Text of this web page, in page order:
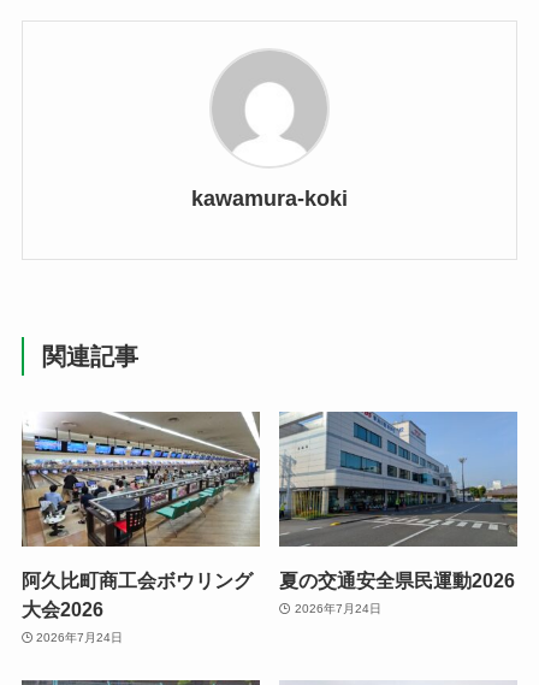
kawamura-koki
関連記事
阿久比町商工会ボウリング
大会2026
2026年7月24日
夏の交通安全県民運動2026
2026年7月24日